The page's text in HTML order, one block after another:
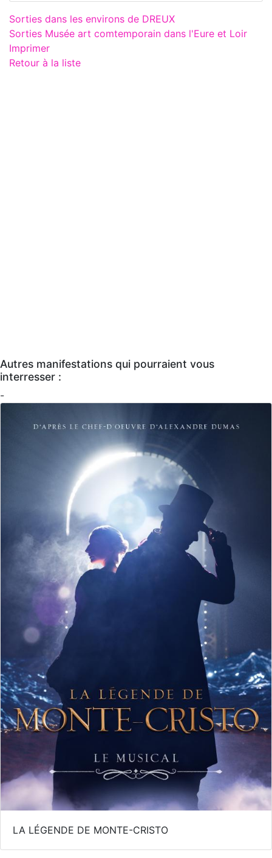
Sorties dans les environs de DREUX
Sorties Musée art comtemporain dans l'Eure et Loir
Imprimer
Retour à la liste
Autres manifestations qui pourraient vous
interresser :
-
LA LÉGENDE DE MONTE-CRISTO